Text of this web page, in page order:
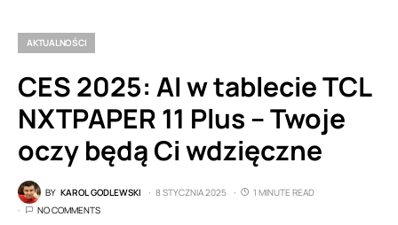
AKTUALNOŚCI
CES 2025: AI w tablecie TCL
NXTPAPER 11 Plus – Twoje
oczy będą Ci wdzięczne
BY KAROL GODLEWSKI 8 STYCZNIA 2025
1 MINUTE READ
NO COMMENTS